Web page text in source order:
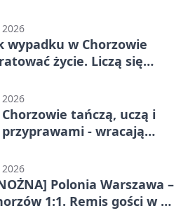
wypadku w Chorzowie
życie. Liczą się
tańczą, uczą i
- wracają
Polonia Warszawa –
1:1. Remis gości w 3.